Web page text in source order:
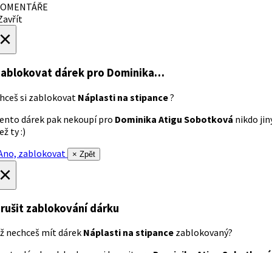
dárek pro Dominika…
si zablokovat Náplasti na stipance?
dárek pak nekoupí pro Dominika Atigu Sobotková nikdo
ty :)
zablokovat
× Zpět
zablokování dárku
nechceš mít dárek Náplasti na stipance zablokovaný?